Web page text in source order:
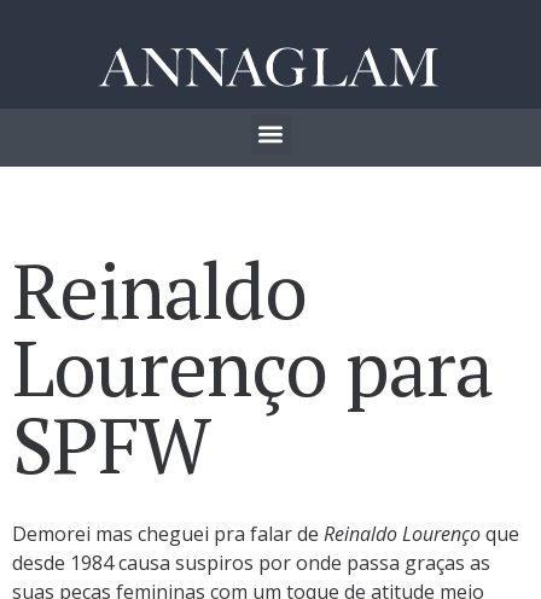
Reinaldo
Lourenço para
SPFW
Demorei mas cheguei pra falar de Reinaldo Lourençoque
desde 1984 causa suspiros por onde passa graças as
suas peças femininas com um toque de atitude meio